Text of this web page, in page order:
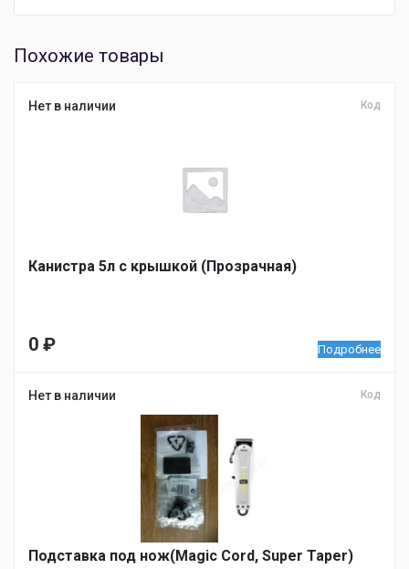
Похожие товары
Нет в наличии Код
Канистра 5л с крышкой (Прозрачная)
0 ₽ Подробнее
Нет в наличии Код
Подставка под нож(Magic Cord, Super Taper)